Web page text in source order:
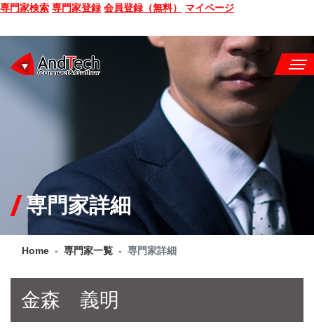
専門家検索 専門家登録 会員登録（無料） マイページ
CONSULTING
SERVICE
COMPANY
Q&A
専門家詳細
Home 専門家一覧 専門家詳細
金森 義明